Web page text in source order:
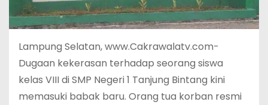
Lampung Selatan, www.Cakrawalatv.com-
Dugaan kekerasan terhadap seorang siswa
kelas VIII di SMP Negeri 1 Tanjung Bintang kini
memasuki babak baru. Orang tua korban resmi